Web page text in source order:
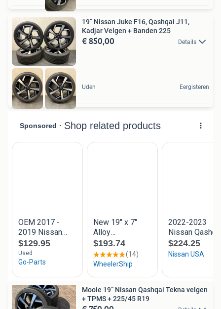
19” Nissan Juke F16, Qashqai J11,
Kadjar Velgen + Banden 225
€ 850,00 Details
Uden Eergisteren
Mooie 19” Nissan Qashqai Tekna velgen
+ TPMS + 225/45 R19